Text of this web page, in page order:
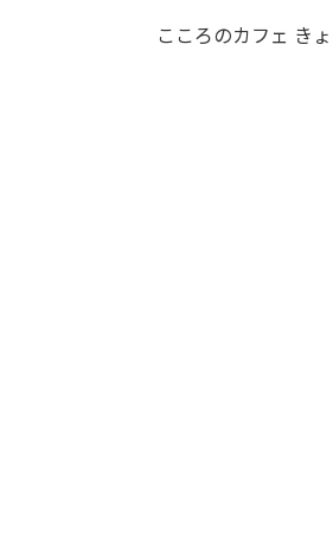
こころのカフェ き